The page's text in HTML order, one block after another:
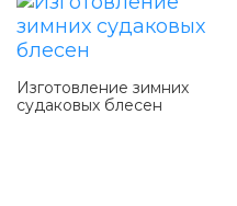
Изготовление зимних
судаковых блесен